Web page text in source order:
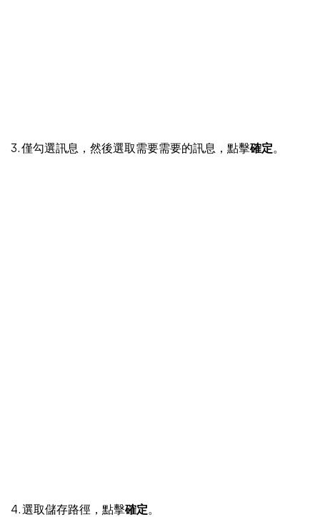
3. 僅勾選訊息，然後選取需要需要的訊息，點擊確定。
4. 選取儲存路徑，點擊確定。